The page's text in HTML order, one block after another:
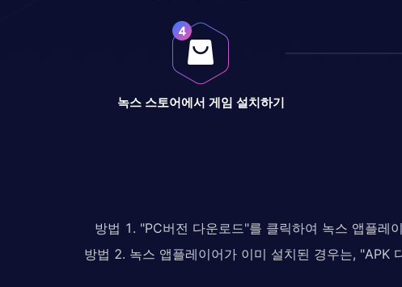
녹스 스토어에서 게임 설치하기
방법 1. "PC버전 다운로드"를 클릭하여 녹스 앱플레
방법 2. 녹스 앱플레이어가 이미 설치된 경우는, "APK